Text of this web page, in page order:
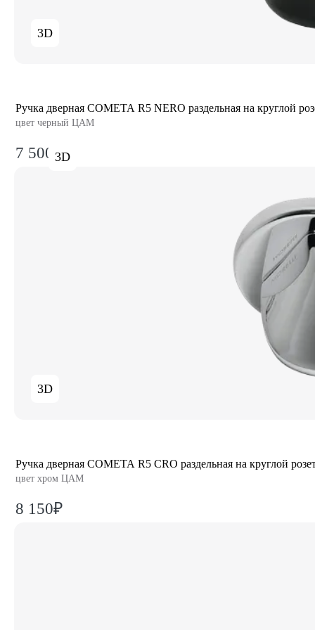
3D
Ручка дверная COMETA R5 NERO раздельная на круглой
цвет черный ЦАМ
7 500₽
3D
3D
Ручка дверная COMETA R5 CRO раздельная на круглой
цвет хром ЦАМ
8 150₽